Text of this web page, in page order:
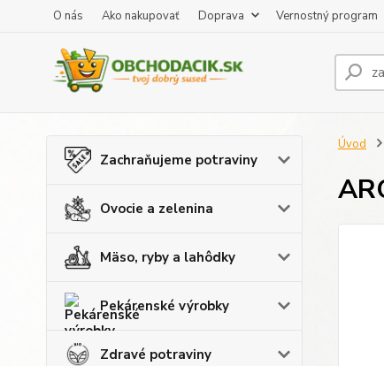
O nás Ako nakupovať Doprava Vernostný program
Zachraňujeme potraviny
Ovocie a zelenina
Mäso, ryby a lahôdky
Pekárenské výrobky
Zdravé potraviny
Úvod